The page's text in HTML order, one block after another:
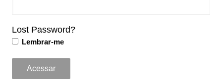
Lost Password?
Lembrar-me